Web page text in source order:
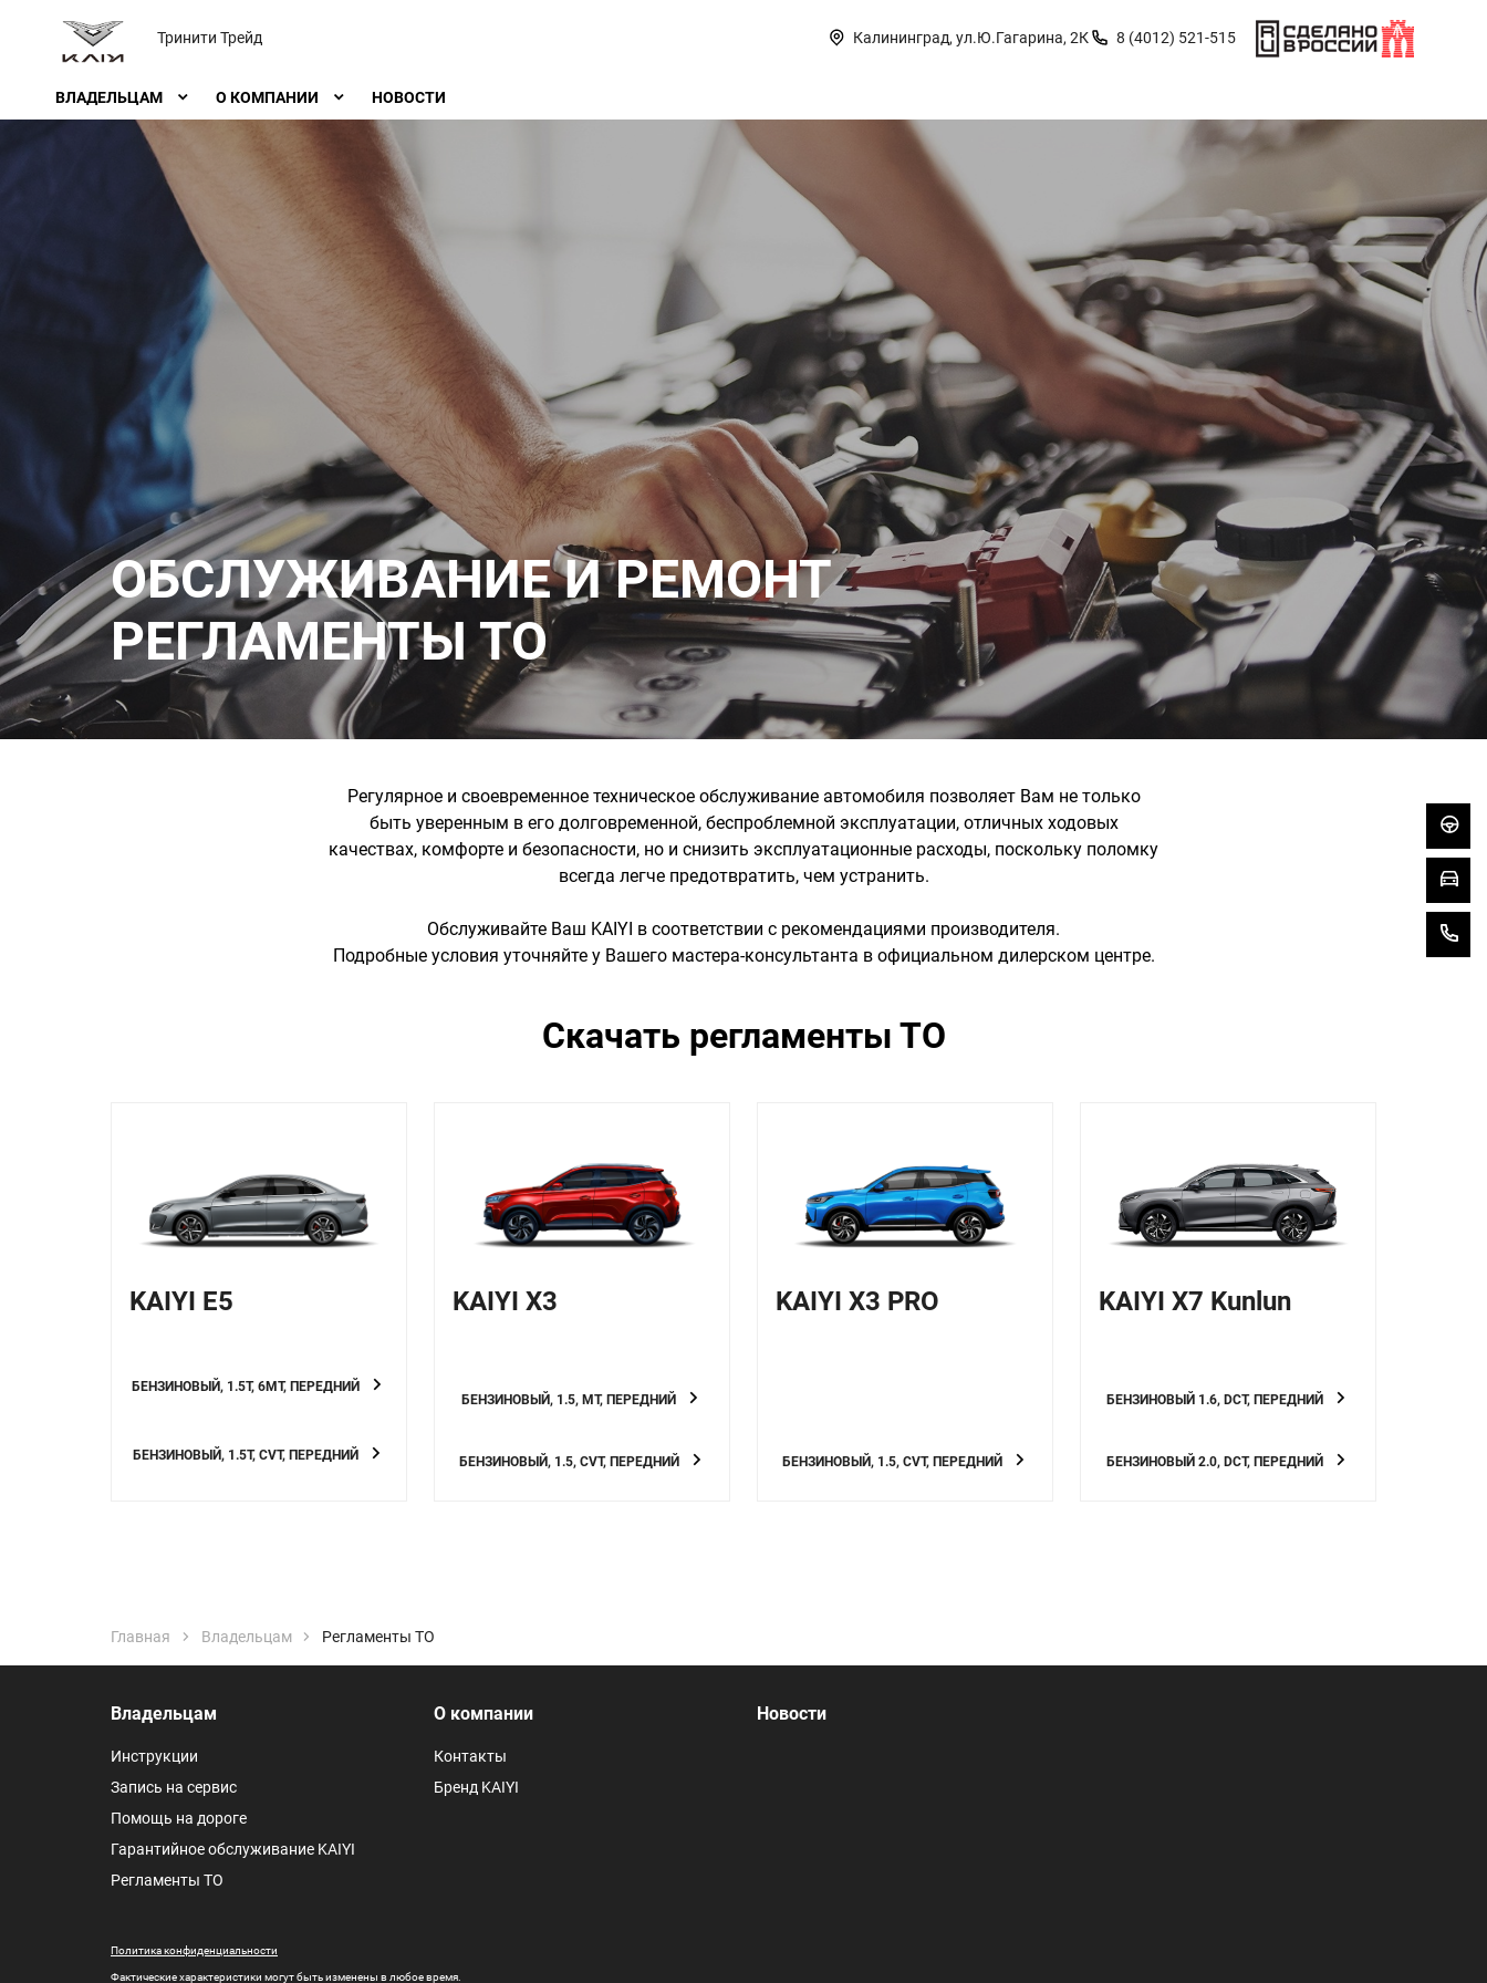
Тринити Трейд Калининград, ул.Ю.Гагарина, 2К 8 (4012) 521-515
ВЛАДЕЛЬЦАМ О КОМПАНИИ НОВОСТИ
ОБСЛУЖИВАНИЕ И РЕМОНТ
РЕГЛАМЕНТЫ ТО
Регулярное и своевременное техническое обслуживание автомобиля позволяет Вам не только
быть уверенным в его долговременной, беспроблемной эксплуатации, отличных ходовых
качествах, комфорте и безопасности, но и снизить эксплуатационные расходы, поскольку поломку
всегда легче предотвратить, чем устранить.
Обслуживайте Ваш KAIYI в соответствии с рекомендациями производителя.
Подробные условия уточняйте у Вашего мастера-консультанта в официальном дилерском центре.
Скачать регламенты ТО
KAIYI E5
БЕНЗИНОВЫЙ, 1.5T, 6MT, ПЕРЕДНИЙ
БЕНЗИНОВЫЙ, 1.5T, CVT, ПЕРЕДНИЙ
KAIYI X3
БЕНЗИНОВЫЙ, 1.5, МТ, ПЕРЕДНИЙ
БЕНЗИНОВЫЙ, 1.5, CVT, ПЕРЕДНИЙ
KAIYI X3 PRO
БЕНЗИНОВЫЙ, 1.5, CVT, ПЕРЕДНИЙ
KAIYI X7 Kunlun
БЕНЗИНОВЫЙ 1.6, DCT, ПЕРЕДНИЙ
БЕНЗИНОВЫЙ 2.0, DCT, ПЕРЕДНИЙ
Главная Владельцам Регламенты ТО
Владельцам
Инструкции
Запись на сервис
Помощь на дороге
Гарантийное обслуживание KAIYI
Регламенты ТО
О компании
Контакты
Бренд KAIYI
Новости
Политика конфиденциальности
Фактические характеристики могут быть изменены в любое время.